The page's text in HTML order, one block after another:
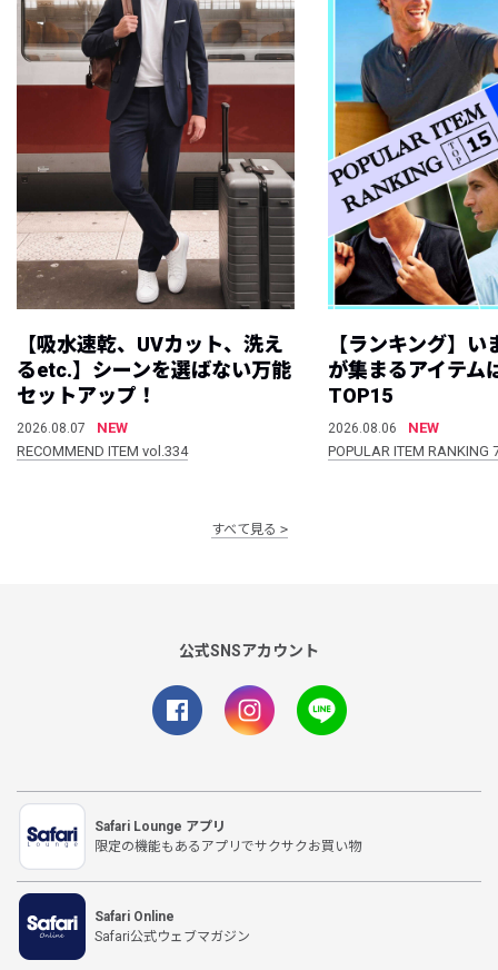
【吸水速乾、UVカット、洗え
るetc.】シーンを選ばない万能
セットアップ！
2026.08.07
NEW
RECOMMEND ITEM vol.334
【ランキング】
が集まるアイテム
TOP15
2026.08.06
NEW
POPULAR ITEM
すべて見る
公式SNSアカウント
Safari Lounge アプリ
限定の機能もあるアプリでサクサクお買い物
Safari Online
Safari公式ウェブマガジン